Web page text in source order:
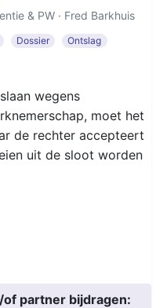
& PW · Fred Barkhuis
Dossier Ontslag
wegens
moet het
de rechter accepteert
uit de sloot worden
partner bijdragen: